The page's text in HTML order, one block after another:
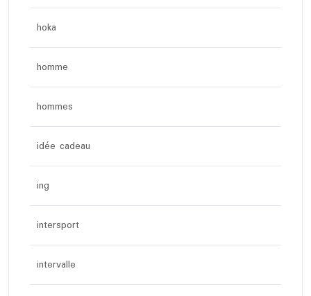
hoka
homme
hommes
idée cadeau
ing
intersport
intervalle